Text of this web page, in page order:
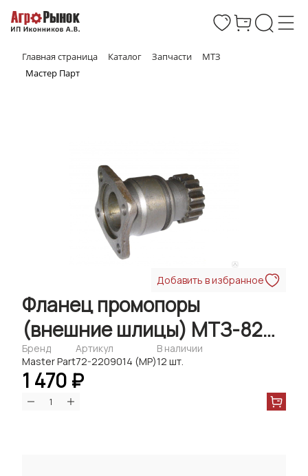
Главная страница Каталог Запчасти
МТЗ
Мастер Парт
Добавить в избранное
Фланец промопоры
(внешние шлицы) МТЗ-82
(Master-Parts)
Бренд
Master Part
Артикул
72-2209014 (МР)
В наличии
12 шт.
1 470 ₽